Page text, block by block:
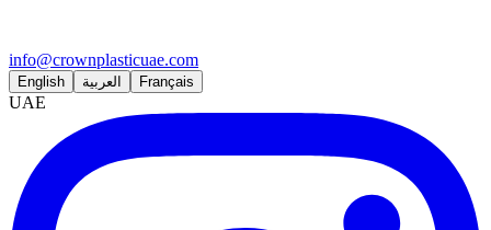
info@crownplasticuae.com
English العربية Français
UAE